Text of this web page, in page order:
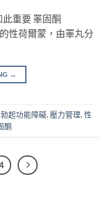
重要 睪固酮
性荷爾蒙，由睪丸分
→
勃起功能障礙, 壓力管理, 性
酮